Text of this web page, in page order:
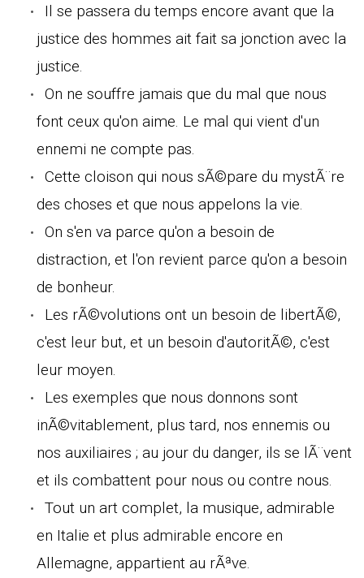
Il se passera du temps encore avant que la
justice des hommes ait fait sa jonction avec la
justice.
On ne souffre jamais que du mal que nous
font ceux qu'on aime. Le mal qui vient d'un
ennemi ne compte pas.
Cette cloison qui nous sÃ©pare du mystÃ¨re
des choses et que nous appelons la vie.
On s'en va parce qu'on a besoin de
distraction, et l'on revient parce qu'on a besoin
de bonheur.
Les rÃ©volutions ont un besoin de libertÃ©,
c'est leur but, et un besoin d'autoritÃ©, c'est
leur moyen.
Les exemples que nous donnons sont
inÃ©vitablement, plus tard, nos ennemis ou
nos auxiliaires ; au jour du danger, ils se lÃ¨vent
et ils combattent pour nous ou contre nous.
Tout un art complet, la musique, admirable
en Italie et plus admirable encore en
Allemagne, appartient au rÃªve.